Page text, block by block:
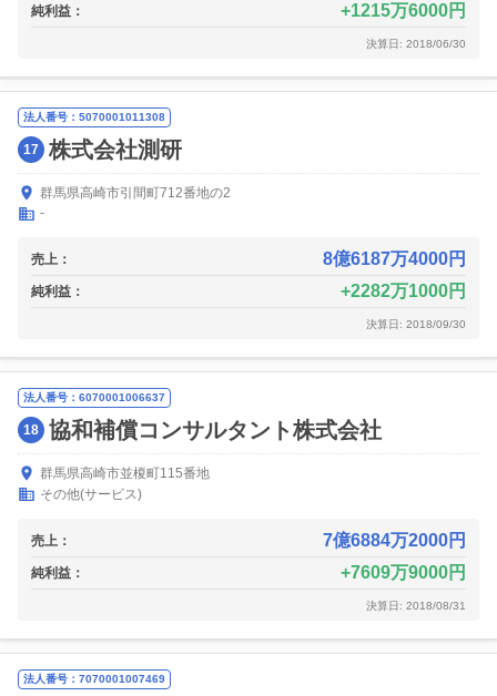
純利益： 1215万6000円
決算日: 2018/06/30
法人番号：5070001011308
17 株式会社測研
群馬県高崎市引間町712番地の2
-
売上： 8億6187万4000円
純利益： 2282万1000円
決算日: 2018/09/30
法人番号：6070001006637
18 協和補償コンサルタント株式会社
群馬県高崎市並榎町115番地
その他(サービス)
売上： 7億6884万2000円
純利益： 7609万9000円
決算日: 2018/08/31
法人番号：7070001007469